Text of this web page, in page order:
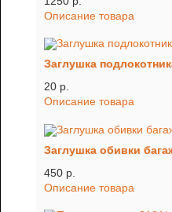
Описание товара
Заглушка
20 p.
Описание товара
Заглушка обивки
450 p.
Описание товара